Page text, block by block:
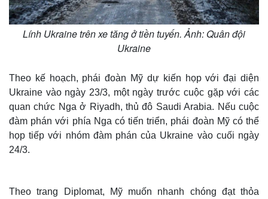
Lính Ukraine trên xe tăng ở tiền tuyến. Ảnh: Quân đội
Ukraine
Theo kế hoạch, phái đoàn Mỹ dự kiến họp với đại diện
Ukraine vào ngày 23/3, một ngày trước cuộc gặp với các
quan chức Nga ở Riyadh, thủ đô Saudi Arabia. Nếu cuộc
đàm phán với phía Nga có tiến triển, phái đoàn Mỹ có thể
họp tiếp với nhóm đàm phán của Ukraine vào cuối ngày
24/3.
Theo trang Diplomat, Mỹ muốn nhanh chóng đạt thỏa